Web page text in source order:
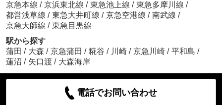
京急本線 / 京浜東北線 / 東急池上線 / 東急多摩川線 /
都営浅草線 / 東急大井町線 / 京急空港線 / 南武線 /
京急大師線 / 東急目黒線
駅から探す
蒲田 / 大森 / 京急蒲田 / 糀谷 / 川崎 / 京急川崎 / 平和島 /
蓮沼 / 矢口渡 / 大森海岸
電話でお問い合わせ